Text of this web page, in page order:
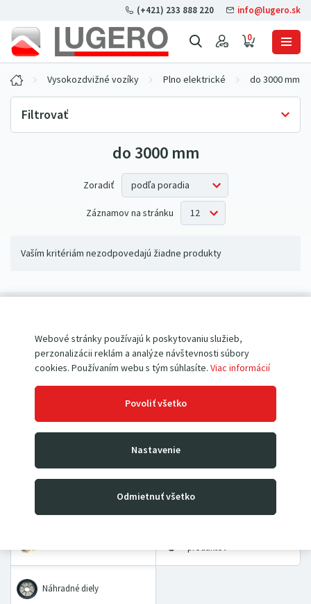
Webové stránky používajú k poskytovaniu služieb,
perzonalizácii reklám a analýze návštevnosti súbory
cookies. Používaním webu s tým súhlasíte. Viac informácií
Povoliť všetko
Nastavenie
Odmietnuť všetko
0
(+421) 233 888 220 info@lugero.sk
Vysokozdvižné vozíky Plno elektrické do 3000 mm
Filtrovať
Skladová dostupnosťdo 3000 mm
Zoradiť
Záznamov na stránku
Vaším kritériám nezodpovedajú žiadne produkty
Paletové vozíky Vysokozdvižné vozíky
Dielenské žeriavy a hevery
Prepravné a dvojkolesové Priemyselné vážiace
systémy
produktov
Náhradné diely